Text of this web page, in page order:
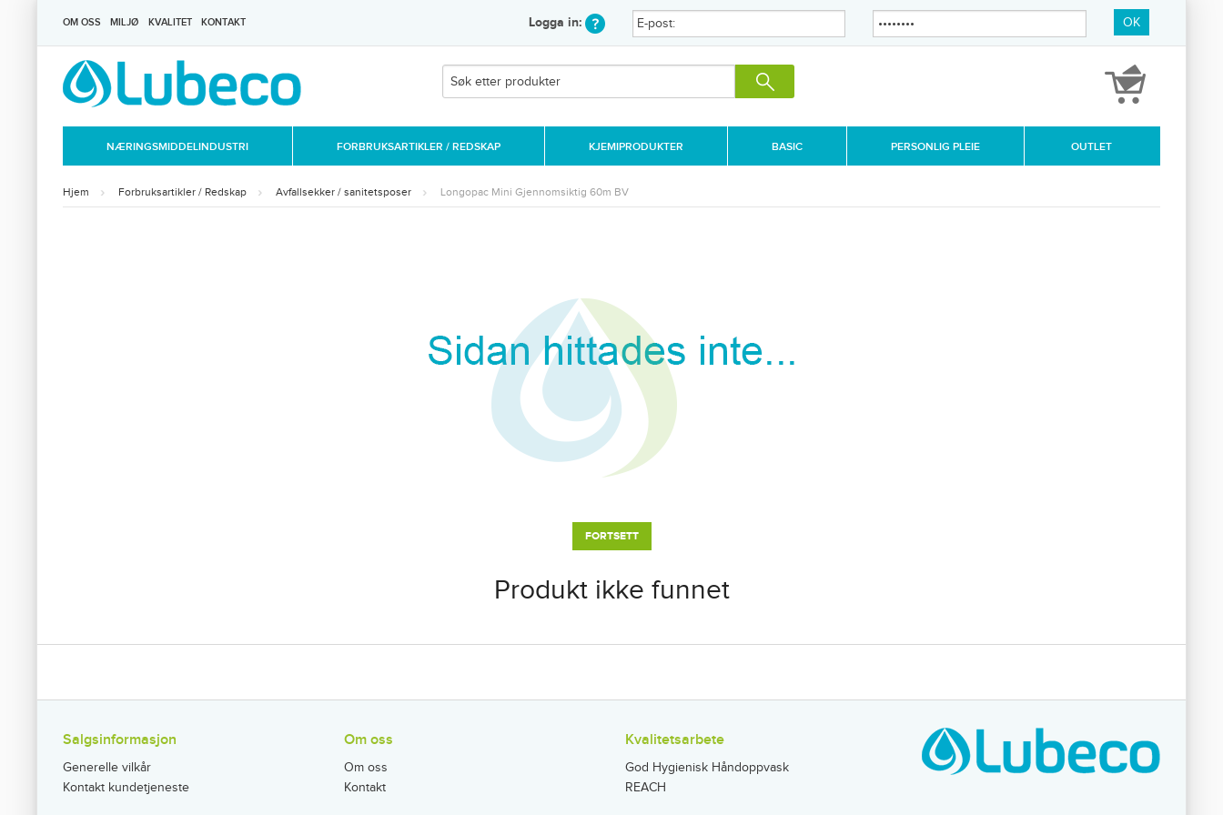
OM OSS MILJØ KVALITET KONTAKT Logga in: OK
NÆRINGSMIDDELINDUSTRI FORBRUKSARTIKLER / REDSKAP KJEMIPRODUKTER BASIC PERSONLIG PLEIE OUTLET
Hjem Forbruksartikler / Redskap Avfallsekker / sanitetsposer Longopac Mini Gjennomsiktig 60m BV
FORTSETT
Produkt ikke funnet
Salgsinformasjon
Generelle vilkår
Kontakt kundetjeneste
Om oss
Om oss
Kontakt
Kvalitetsarbete
God Hygienisk Håndoppvask
REACH